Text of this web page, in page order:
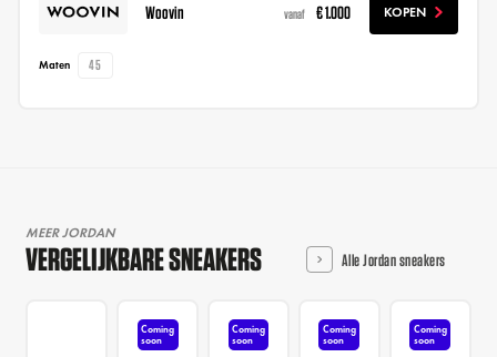
Woovin vanaf € 1.000 KOPEN
Maten 45
MEER JORDAN
VERGELIJKBARE SNEAKERS Alle Jordan sneakers
Coming
soon
Coming
soon
Coming
soon
Coming
soon